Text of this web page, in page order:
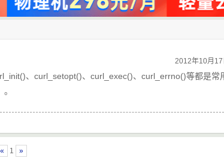
2012年10月17
、curl_setopt()、curl_exec()、curl_errno()等都是常
« 1 »